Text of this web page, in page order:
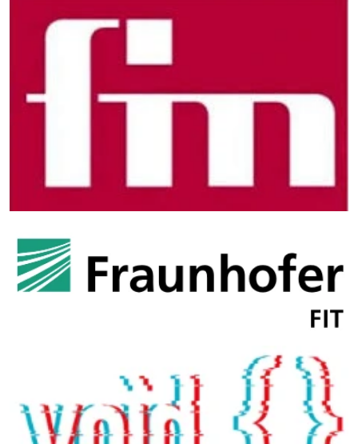
Sicherheitsüberprüfung (Spam-Schutz)
Neuer Code
Datenschutz